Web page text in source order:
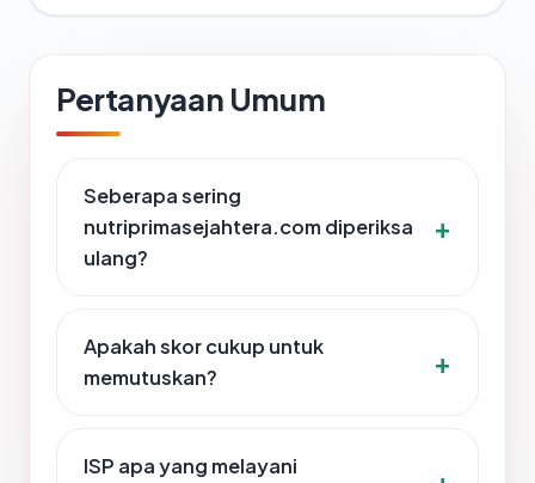
Pertanyaan Umum
Seberapa sering
nutriprimasejahtera.com diperiksa
ulang?
Apakah skor cukup untuk
memutuskan?
ISP apa yang melayani